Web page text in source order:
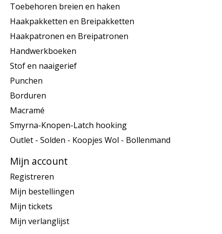
Toebehoren breien en haken
Haakpakketten en Breipakketten
Haakpatronen en Breipatronen
Handwerkboeken
Stof en naaigerief
Punchen
Borduren
Macramé
Smyrna-Knopen-Latch hooking
Outlet - Solden - Koopjes Wol - Bollenmand
Mijn account
Registreren
Mijn bestellingen
Mijn tickets
Mijn verlanglijst